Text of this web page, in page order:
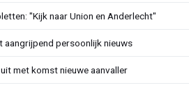
"Kijk naar Union en Anderlecht"
aangrijpend persoonlijk nieuws
met komst nieuwe aanvaller